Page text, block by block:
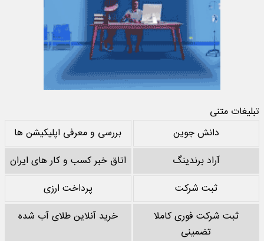
تبلیغات متنی
دانش جوین
بررسی و معرفی اپلیکیشن ها
آراد برندینگ
اتاق خبر کسب و کار های ایران
ثبت شرکت
پرداخت ارزی
ثبت شرکت فوری کاملا
تضمینی
خرید آنلاین طلای آب شده